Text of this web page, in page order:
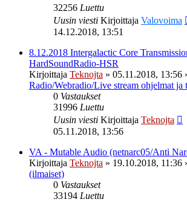
32256 Luettu
Uusin viesti Kirjoittaja Valovoima
14.12.2018, 13:51
8.12.2018 Intergalactic Core
HardSoundRadio-HSR
Kirjoittaja Teknojta » 05.11.2018, 13:56
Radio/Webradio/Live stream ohjelmat ja
0 Vastaukset
31996 Luettu
Uusin viesti Kirjoittaja Teknojta
05.11.2018, 13:56
VA - Mutable Audio (netnarc05/Anti
Kirjoittaja Teknojta » 19.10.2018, 11:36
(ilmaiset)
0 Vastaukset
33194 Luettu